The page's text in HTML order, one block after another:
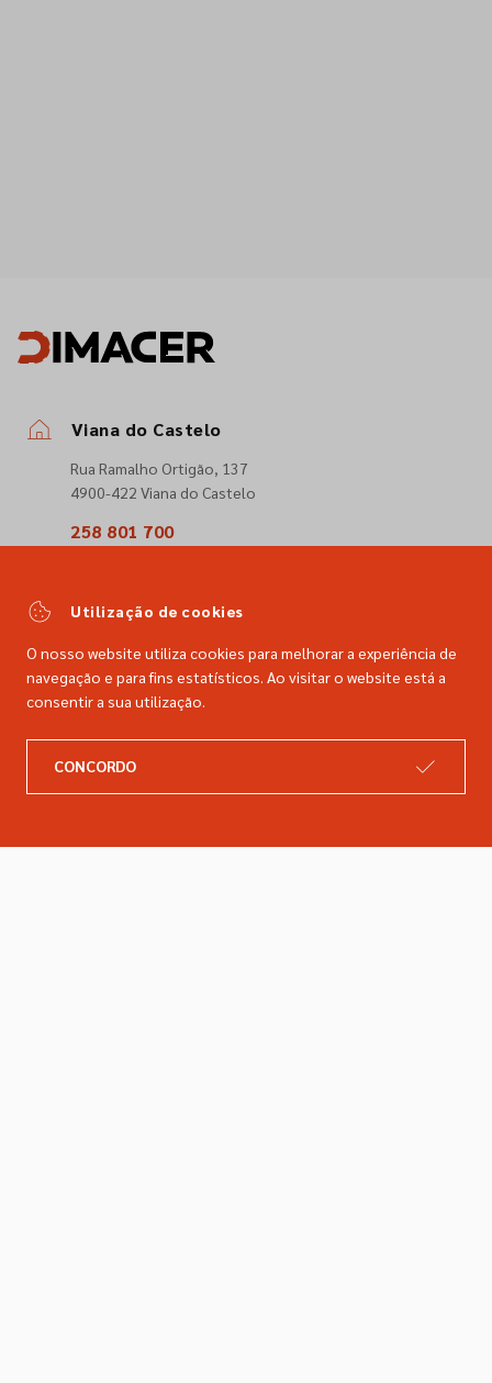
Viana do Castelo
Rua Ramalho Ortigão, 137
4900-422 Viana do Castelo
258 801 700
comercial@dimacer.com
Catálogo
Utilização de cookies
O nosso website utiliza cookies para melhorar a experiência de
navegação e para fins estatísticos. Ao visitar o website está a
consentir a sua utilização.
CONCORDO